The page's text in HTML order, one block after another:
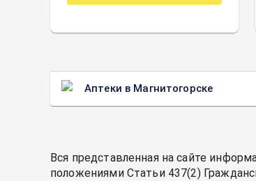
Аптеки в Магнитогорске
Вся представленная на сайте
положениями Статьи 437(2)